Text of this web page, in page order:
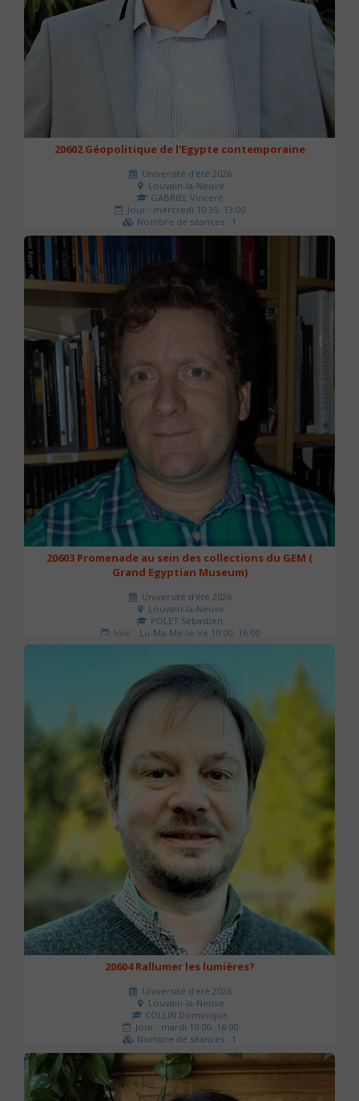
20602 Géopolitique de l'Egypte contemporaine
Université d'été 2026
Louvain-la-Neuve
GABRIEL Vincent
Jour : mercredi 10:30- 13:00
Nombre de séances : 1
21 €
20603 Promenade au sein des collections du GEM (
Grand Egyptian Museum)
Université d'été 2026
Louvain-la-Neuve
POLET Sébastien
Jour : Lu-Ma-Me-Je-Ve 10:00- 16:00
Nombre de séances : 2
20604 Rallumer les lumières?
Université d'été 2026
Louvain-la-Neuve
COLLIN Dominique
Jour : mardi 10:00- 16:00
Nombre de séances : 1
60 €